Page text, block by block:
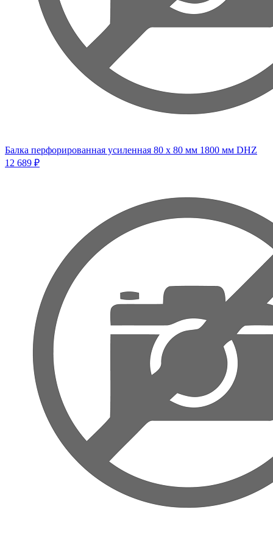
Балка перфорированная усиленная 80 х 80 мм 1800 мм DHZ
12 689 ₽